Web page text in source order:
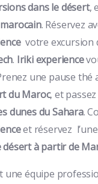
dans le désert,
. Réservez
votre excursion
. Iriki experience
une pause thé
du Maroc, et
dunes du Sahara.
et réservez
désert à partir de
une équipe